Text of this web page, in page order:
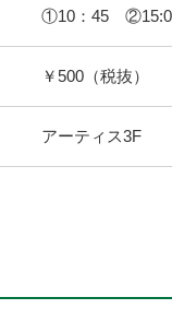
①10：45
￥500（税抜）
アーティス3F